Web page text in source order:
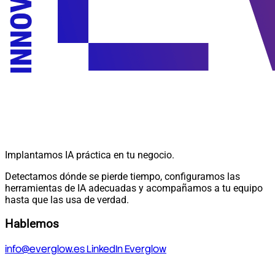
Implantamos IA práctica en tu negocio.
Detectamos dónde se pierde tiempo, configuramos las
herramientas de IA adecuadas y acompañamos a tu equipo
hasta que las usa de verdad.
Hablemos
info@everglow.esLinkedIn Everglow